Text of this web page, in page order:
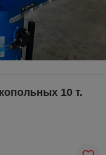
10 т.